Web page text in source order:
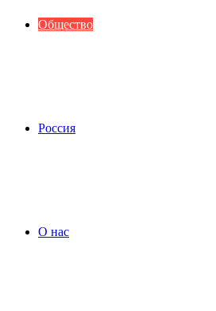
Общество
Россия
О нас